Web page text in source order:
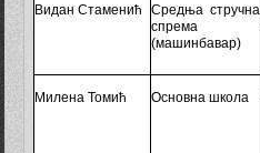
Видан Стаменић
Средња стручна
спрема
(машинбавар)
Милена Томић Основна школа